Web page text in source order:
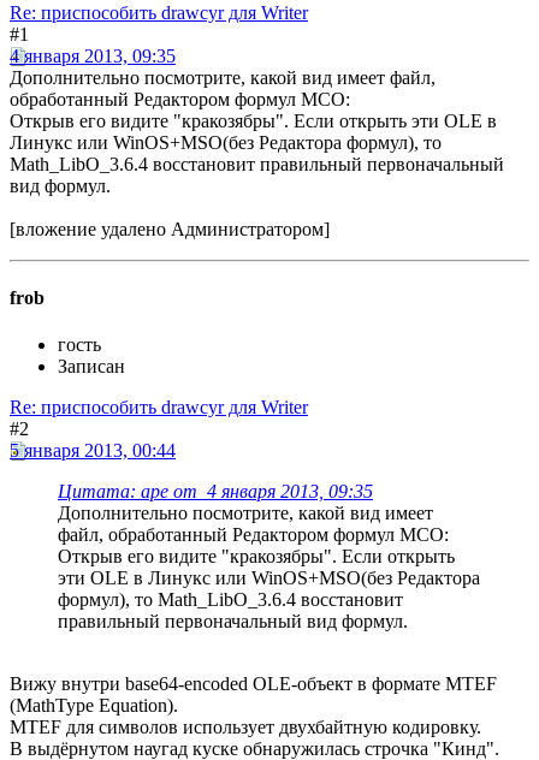
Re: приспособить drawcyr для Writer
#1
4 января 2013, 09:35
Дополнительно посмотрите, какой вид имеет файл,
обработанный Редактором формул МСО:
Открыв его видите "кракозябры". Если открыть эти OLE в
Линукс или WinOS+MSO(без Редактора формул), то
Math_LibO_3.6.4 восстановит правильный первоначальный
вид формул.
[вложение удалено Администратором]
frob
гость
Записан
Re: приспособить drawcyr для Writer
#2
5 января 2013, 00:44
Цитата: ape от 4 января 2013, 09:35
Дополнительно посмотрите, какой вид имеет
файл, обработанный Редактором формул МСО:
Открыв его видите "кракозябры". Если открыть
эти OLE в Линукс или WinOS+MSO(без Редактора
формул), то Math_LibO_3.6.4 восстановит
правильный первоначальный вид формул.
Вижу внутри base64-encoded OLE-объект в формате MTEF
(MathType Equation).
MTEF для символов использует двухбайтную кодировку.
В выдёрнутом наугад куске обнаружилась строчка "Кинд".